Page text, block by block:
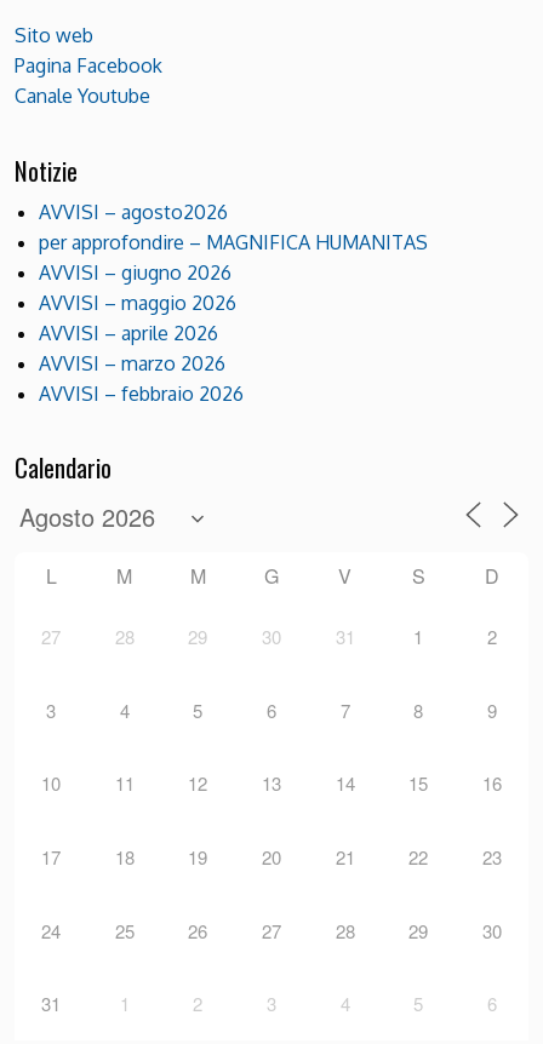
Sito web
Pagina Facebook
Canale Youtube
Notizie
AVVISI – agosto2026
per approfondire – MAGNIFICA HUMANITAS
AVVISI – giugno 2026
AVVISI – maggio 2026
AVVISI – aprile 2026
AVVISI – marzo 2026
AVVISI – febbraio 2026
Calendario
L M M G V S D
27 28 29 30 31 1 2
3 4 5 6 7 8 9
10 11 12 13 14 15 16
17 18 19 20 21 22 23
24 25 26 27 28 29 30
31 1 2 3 4 5 6